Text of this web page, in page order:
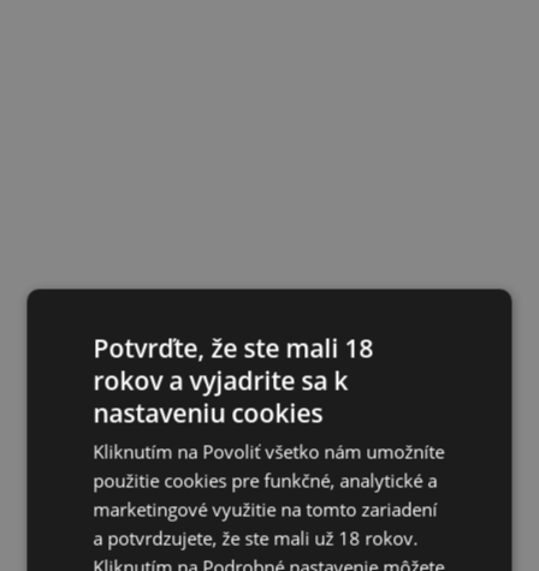
Potvrďte, že ste mali 18
rokov a vyjadrite sa k
nastaveniu cookies
Kliknutím na Povoliť všetko nám umožníte
použitie cookies pre funkčné, analytické a
marketingové využitie na tomto zariadení
a potvrdzujete, že ste mali už 18 rokov.